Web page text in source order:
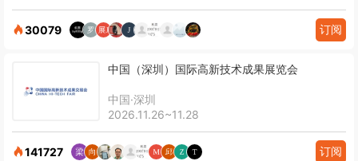
30079 订阅
中国（深圳）国际高新技术成果展览会
中国·深圳
2026.11.26~11.28
141727 订阅